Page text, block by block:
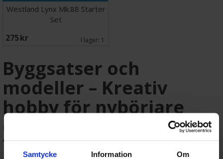
Samtycke Information Om
Westland Lynx Mk.88 Starter
Set
275 SEK I lager: 1
Byggsatser och
modeller – Kreativ
hobby för nybörjare
och entusiaster hos
Terratide.se